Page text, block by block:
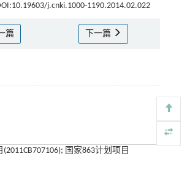
j.cnki.1000-1190.2014.02.022
篇 下一篇
国家863计划项目